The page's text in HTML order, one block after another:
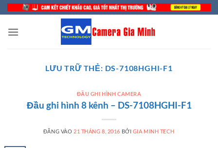
Bỏ
qua
nội
LƯU TRỮ THẺ: DS-7108HGHI-F1
ĐẦU GHI HÌNH CAMERA
Đầu ghi hình 8 kênh – DS-7108HGHI-F1
ĐĂNG VÀO 21 THÁNG 8, 2016 BỞI GIA MINH TECH